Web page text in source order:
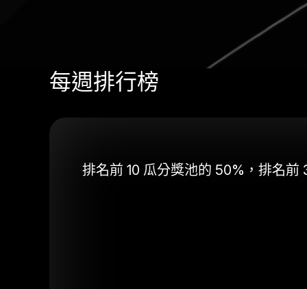
每週排行榜
排名前 10 瓜分獎池的 50%，排名前